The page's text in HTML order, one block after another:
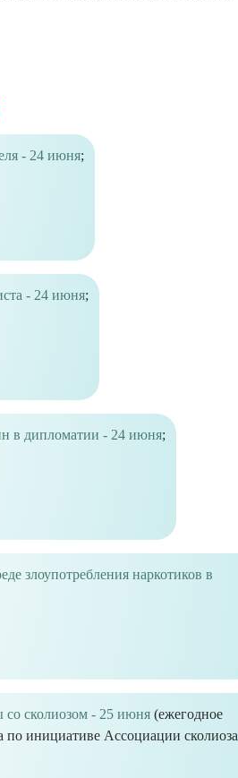
- 24 июня;
- 24 июня;
в дипломатии - 24 июня;
злоупотребления наркотиков в
сколиозом - 25 июня (ежегодное
по инициативе Ассоциации сколиоза